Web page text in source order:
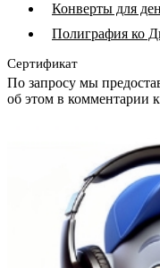
Конверты для
Полиграфия ко
Сертификат
По запросу мы
об этом в комментарии к